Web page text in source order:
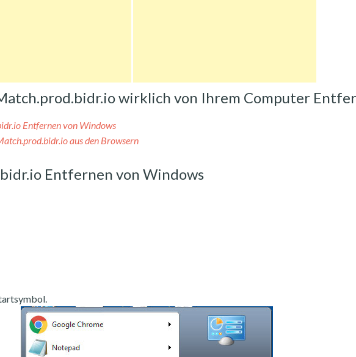
wirklich von Ihrem Computer
Entfernen von Windows
aus den Browsern
Entfernen von Windows